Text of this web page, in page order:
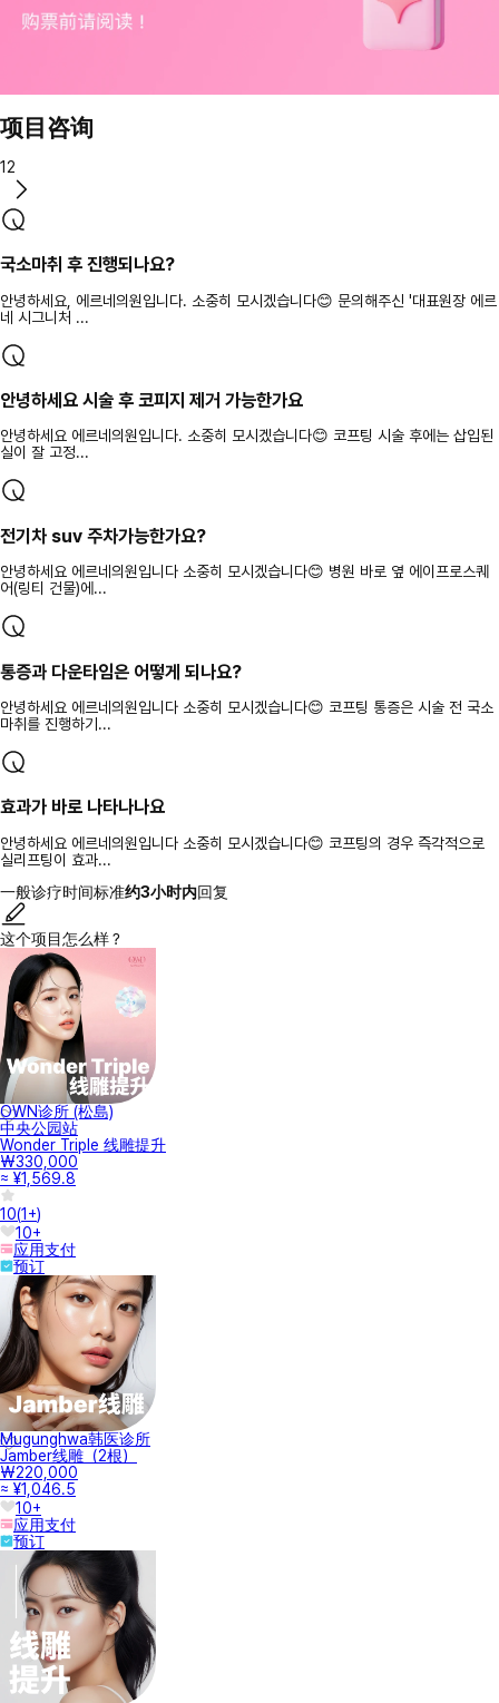
项目咨询
12
국소마취 후 진행되나요?
안녕하세요, 에르네의원입니다. 소중히 모시겠습니다😊 문의해주신 '대표원장 에르
네 시그니처 ...
안녕하세요 시술 후 코피지 제거 가능한가요
안녕하세요 에르네의원입니다. 소중히 모시겠습니다😊 코프팅 시술 후에는 삽입된
실이 잘 고정...
전기차 suv 주차가능한가요?
안녕하세요 에르네의원입니다 소중히 모시겠습니다😊 병원 바로 옆 에이프로스퀘
어(링티 건물)에...
통증과 다운타임은 어떻게 되나요?
안녕하세요 에르네의원입니다 소중히 모시겠습니다😊 코프팅 통증은 시술 전 국소
마취를 진행하기...
효과가 바로 나타나나요
안녕하세요 에르네의원입니다 소중히 모시겠습니다😊 코프팅의 경우 즉각적으로
실리프팅이 효과...
一般诊疗时间标准约3小时内回复
这个项目怎么样？
OWN诊所 (松島)
中央公园站
Wonder Triple 线雕提升
₩330,000
≈ ¥1,569.8
10(1+)
10+
应用支付
预订
Mugunghwa韩医诊所
Jamber线雕（2根）
₩220,000
≈ ¥1,046.5
10+
应用支付
预订